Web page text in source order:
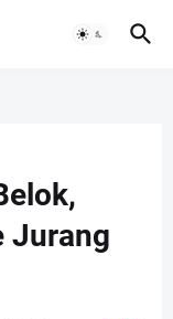
Jurang